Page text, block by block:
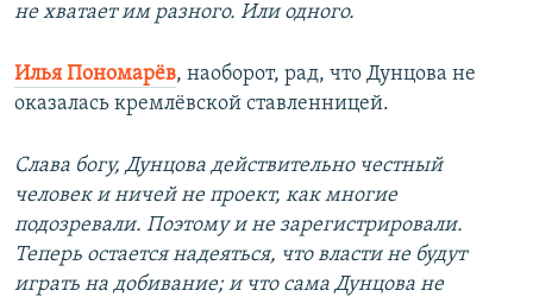
не хватает им разного. Или одного.
Илья Пономарёв, наоборот, рад, что Дунцова не
оказалась кремлёвской ставленницей.
Слава богу, Дунцова действительно честный
человек и ничей не проект, как многие
подозревали. Поэтому и не зарегистрировали.
Теперь остается надеяться, что власти не будут
играть на добивание; и что сама Дунцова не